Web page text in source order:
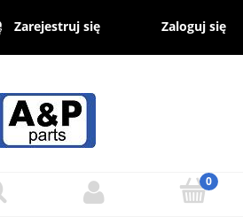
Zarejestruj się Zaloguj się